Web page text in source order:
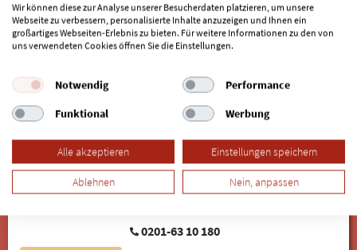
0201-63 10 180
Entfernung: 22.26 km
Dr. med. dent. Angela Rasic
MKG Bredeneyer Tor
Am Alfredusbad 8
45133 Essen (Bredeney)
0201-63 10 180
Wir können diese zur Analyse unserer Besucherdaten platzieren, um unsere
Webseite zu verbessern, personalisierte Inhalte anzuzeigen und Ihnen ein
großartiges Webseiten-Erlebnis zu bieten. Für weitere Informationen zu den von
uns verwendeten Cookies öffnen Sie die Einstellungen.
Notwendig
Performance
Funktional
Werbung
Alle akzeptieren Einstellungen speichern
Ablehnen Nein, anpassen